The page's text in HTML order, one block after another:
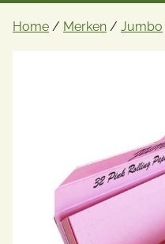
Home / Merken / Jumbo